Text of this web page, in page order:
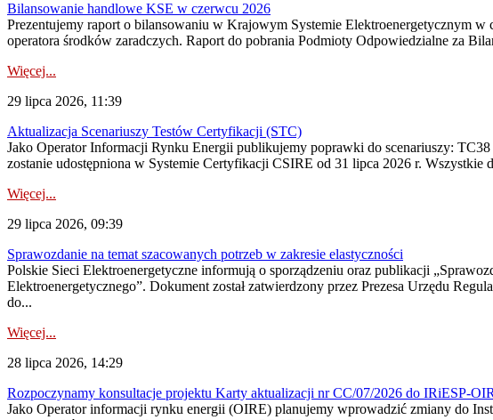
Bilansowanie handlowe KSE w czerwcu 2026
Prezentujemy raport o bilansowaniu w Krajowym Systemie Elektroenergetycznym
operatora środków zaradczych. Raport do pobrania Podmioty Odpowiedzialne za
Więcej...
29 lipca 2026, 11:39
Aktualizacja Scenariuszy Testów Certyfikacji (STC)
Jako Operator Informacji Rynku Energii publikujemy poprawki do scenariuszy:
zostanie udostępniona w Systemie Certyfikacji CSIRE od 31 lipca 2026 r. Wszystkie
Więcej...
29 lipca 2026, 09:39
Sprawozdanie na temat szacowanych potrzeb w zakresie elastyczności
Polskie Sieci Elektroenergetyczne informują o sporządzeniu oraz publikacji
Elektroenergetycznego”. Dokument został zatwierdzony przez Prezesa Urzędu
do...
Więcej...
28 lipca 2026, 14:29
Rozpoczynamy konsultacje projektu Karty aktualizacji nr CC/07/2026 do IRiESP-
Jako Operator informacji rynku energii (OIRE) planujemy wprowadzić zmiany do